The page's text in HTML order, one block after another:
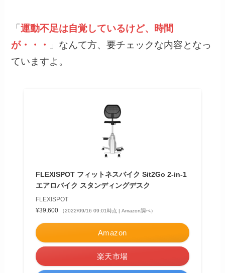
「運動不足は自覚しているけど、時間
が・・・
」なんて方、要チェックな内容となっ
ていますよ。
FLEXISPOT フィットネスバイク Sit2Go 2-in-1
エアロバイク スタンディングデスク
FLEXISPOT
¥39,600
（2022/09/16 09:01時点 | Amazon調べ）
Amazon
楽天市場